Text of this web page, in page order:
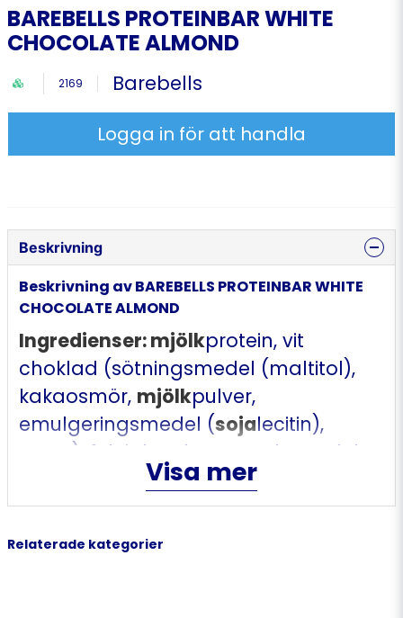
BAREBELLS PROTEINBAR WHITE
CHOCOLATE ALMOND
2169 Barebells
Logga in för att handla
Beskrivning
Beskrivning av BAREBELLS PROTEINBAR WHITE
CHOCOLATE ALMOND
Ingredienser: mjölkprotein, vit
choklad (sötningsmedel (maltitol),
kakaosmör, mjölkpulver,
emulgeringsmedel (sojalecitin),
arom), fuktighetsbevarande medel
(glycerol), isomalto-oligosackarider,
kollagenpeptider, vatten,mandel,
palmfett, sojakrisp (
Visa mer
Relaterade kategorier